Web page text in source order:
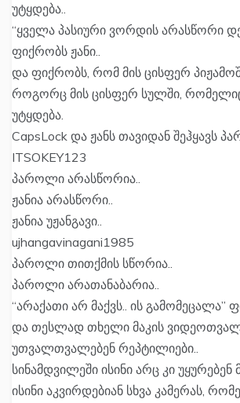
უტყდება..
“ყველა პასიური ვორდის არასწორი
ფიქრობს ჟანი..
და ფიქრობს, რომ მის ცისფერ
როგორც მის ცისფერ სულში,
უტყდება.
CapsLock და ჟანს თავიდან შეჰყავს
ITSOKEY123
პაროლი არასწორია..
ჟანია არასწორი..
ჟანია უჟანგავი..
ujhangavinagani1985
პაროლი თითქმის სწორია..
პაროლი არათანაბარია..
“არაქათი არ მაქვს.. ის გამომეცალა”
და თესლად თხელი მაკის
უთვალთვალებენ რეპტილიები..
სინამდვილეში ისინი არც კი
ისინი აკვირდებიან სხვა კამერას,